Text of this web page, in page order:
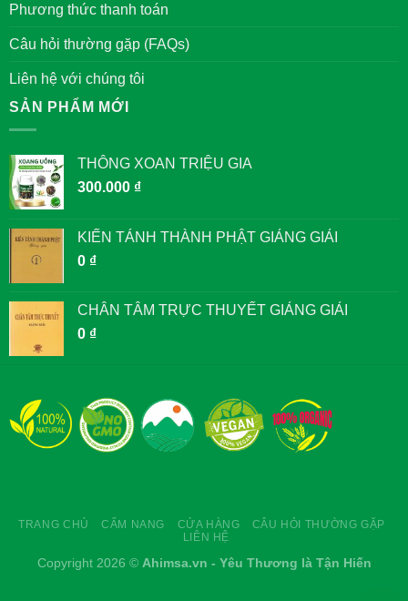
Phương thức thanh toán
Câu hỏi thường gặp (FAQs)
Liên hệ với chúng tôi
SẢN PHẨM MỚI
THÔNG XOAN TRIỆU GIA
300.000 ₫
KIẾN TÁNH THÀNH PHẬT GIẢNG GIẢI
0 ₫
CHÂN TÂM TRỰC THUYẾT GIẢNG GIẢI
0 ₫
TRANG CHỦ CẨM NANG CỬA HÀNG
CÂU HỎI THƯỜNG GẶP
LIÊN HỆ
Copyright 2026 © Ahimsa.vn - Yêu Thương là Tận Hiến